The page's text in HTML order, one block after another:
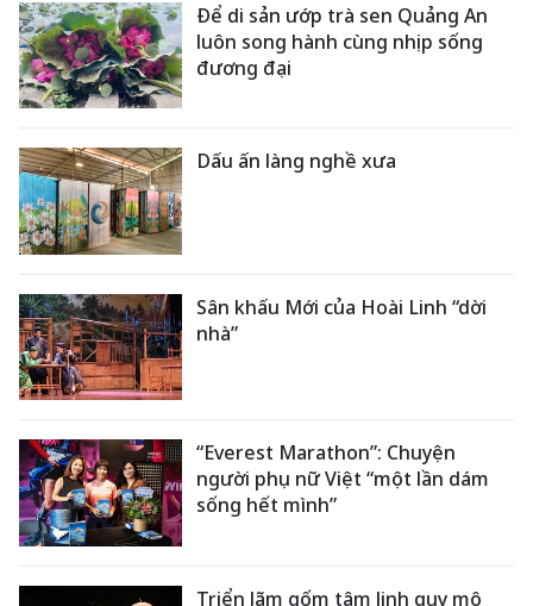
Để di sản ướp trà sen Quảng An
luôn song hành cùng nhịp sống
đương đại
Dấu ấn làng nghề xưa
Sân khấu Mới của Hoài Linh “dời
nhà”
“Everest Marathon”: Chuyện
người phụ nữ Việt “một lần dám
sống hết mình”
Triển lãm gốm tâm linh quy mô